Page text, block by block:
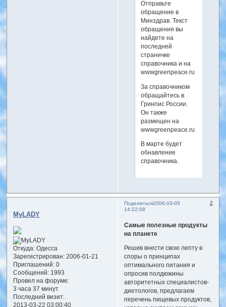
Отправьте
обращение в
Минздрав. Текст
обращения вы
найдете на
последней
страничке
справочника и на
wwwgreenpeace.ru
За справочником
обращайтесь в
Гринпис России.
Он также
размещен на
wwwgreenpeace.ru
В марте будет
обнавление
справочника.
Поделиться 2
2006-03-05
14:22:08
MyLADY
Откуда:Одесса
Зарегистрирован: 2006-01-21
Приглашений:0
Сообщений:1993
Провел на форуме:
3 часа 37 минут
Последний визит:
2013-03-22 03:00:40
Самые полезные продукты
на планете
Решив внести свою лепту в
споры о принципах
оптимального питания и
опросив полдюжины
авторитетных специалистов-
диетологов, предлагаем
перечень пищевых продуктов,